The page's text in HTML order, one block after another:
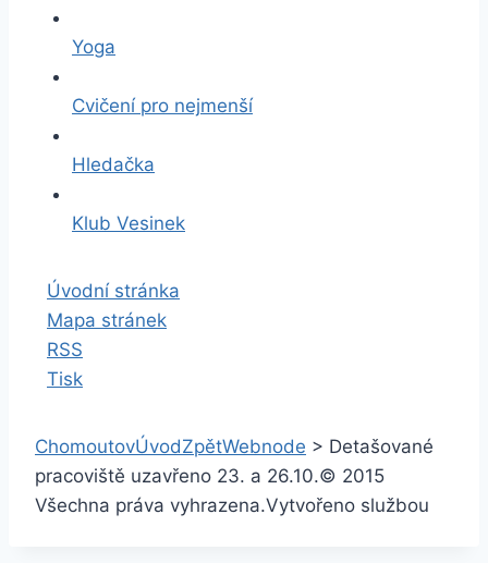
Yoga
Cvičení pro nejmenší
Hledačka
Klub Vesinek
Úvodní stránka
Mapa stránek
RSS
Tisk
ChomoutovÚvodZpětWebnode > Detašované
pracoviště uzavřeno 23. a 26.10.© 2015
Všechna práva vyhrazena.Vytvořeno službou